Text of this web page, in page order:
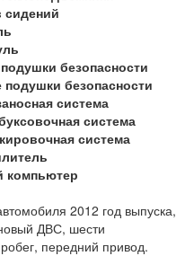
сидений
безопасности
подушки безопасности
система
система
система
компьютер
2012 год выпуска,
ДВС, шести
передний привод.